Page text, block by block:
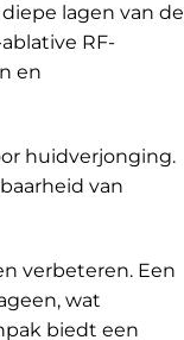
lagen van de
RF-
en
huidverjonging.
van
verbeteren. Een
wat
biedt een